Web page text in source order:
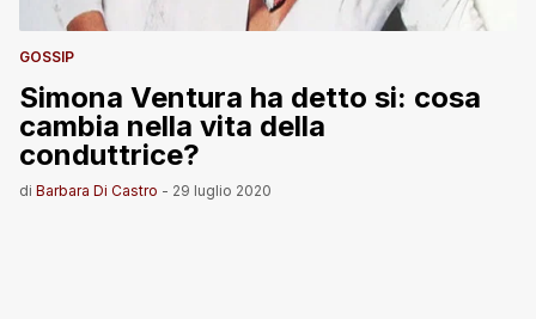
GOSSIP
Simona Ventura ha detto si: cosa
cambia nella vita della
conduttrice?
di Barbara Di Castro - 29 luglio 2020